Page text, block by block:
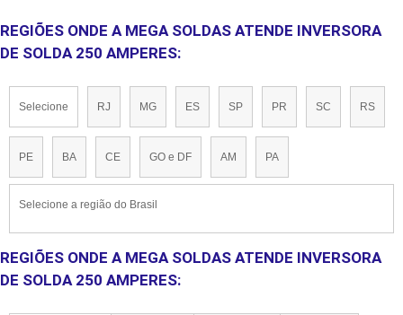
REGIÕES ONDE A MEGA SOLDAS ATENDE INVERSORA
DE SOLDA 250 AMPERES:
Selecione RJ MG ES SP PR SC RS
PE BA CE GO e DF AM PA
Selecione a região do Brasil
REGIÕES ONDE A MEGA SOLDAS ATENDE INVERSORA
DE SOLDA 250 AMPERES: